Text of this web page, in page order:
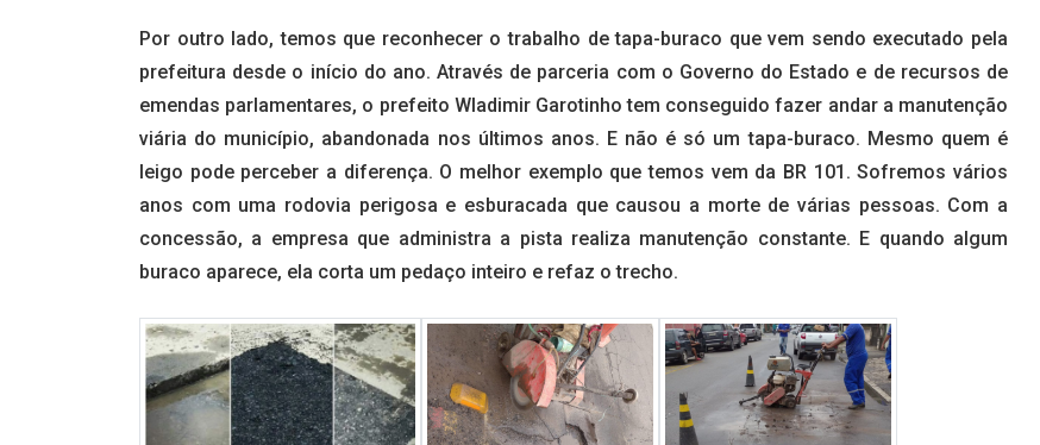
Por outro lado, temos que reconhecer o trabalho de tapa-buraco que vem sendo executado pela
prefeitura desde o início do ano. Através de parceria com o Governo do Estado e de recursos de
emendas parlamentares, o prefeito Wladimir Garotinho tem conseguido fazer andar a manutenção
viária do município, abandonada nos últimos anos. E não é só um tapa-buraco. Mesmo quem é
leigo pode perceber a diferença. O melhor exemplo que temos vem da BR 101. Sofremos vários
anos com uma rodovia perigosa e esburacada que causou a morte de várias pessoas. Com a
concessão, a empresa que administra a pista realiza manutenção constante. E quando algum
buraco aparece, ela corta um pedaço inteiro e refaz o trecho.